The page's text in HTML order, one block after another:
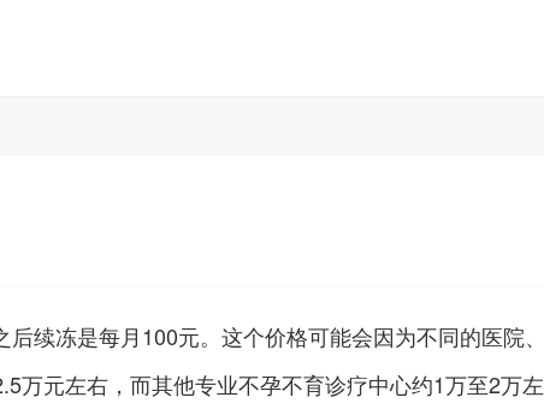
续冻是每月100元。这个价格可能会因为不同的医院
元左右，而其他专业不孕不育诊疗中心约1万至2万左